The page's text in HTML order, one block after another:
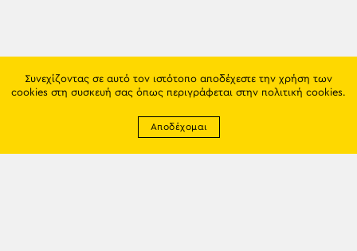
Συνεχίζοντας σε αυτό τον ιστότοπο αποδέχεστε την χρήση των
cookies στη συσκευή σας όπως περιγράφεται στην πολιτική cookies.
Αποδέχομαι